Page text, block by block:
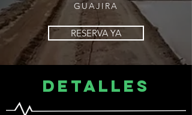
GUAJIRA
RESERVA YA
DETALLES